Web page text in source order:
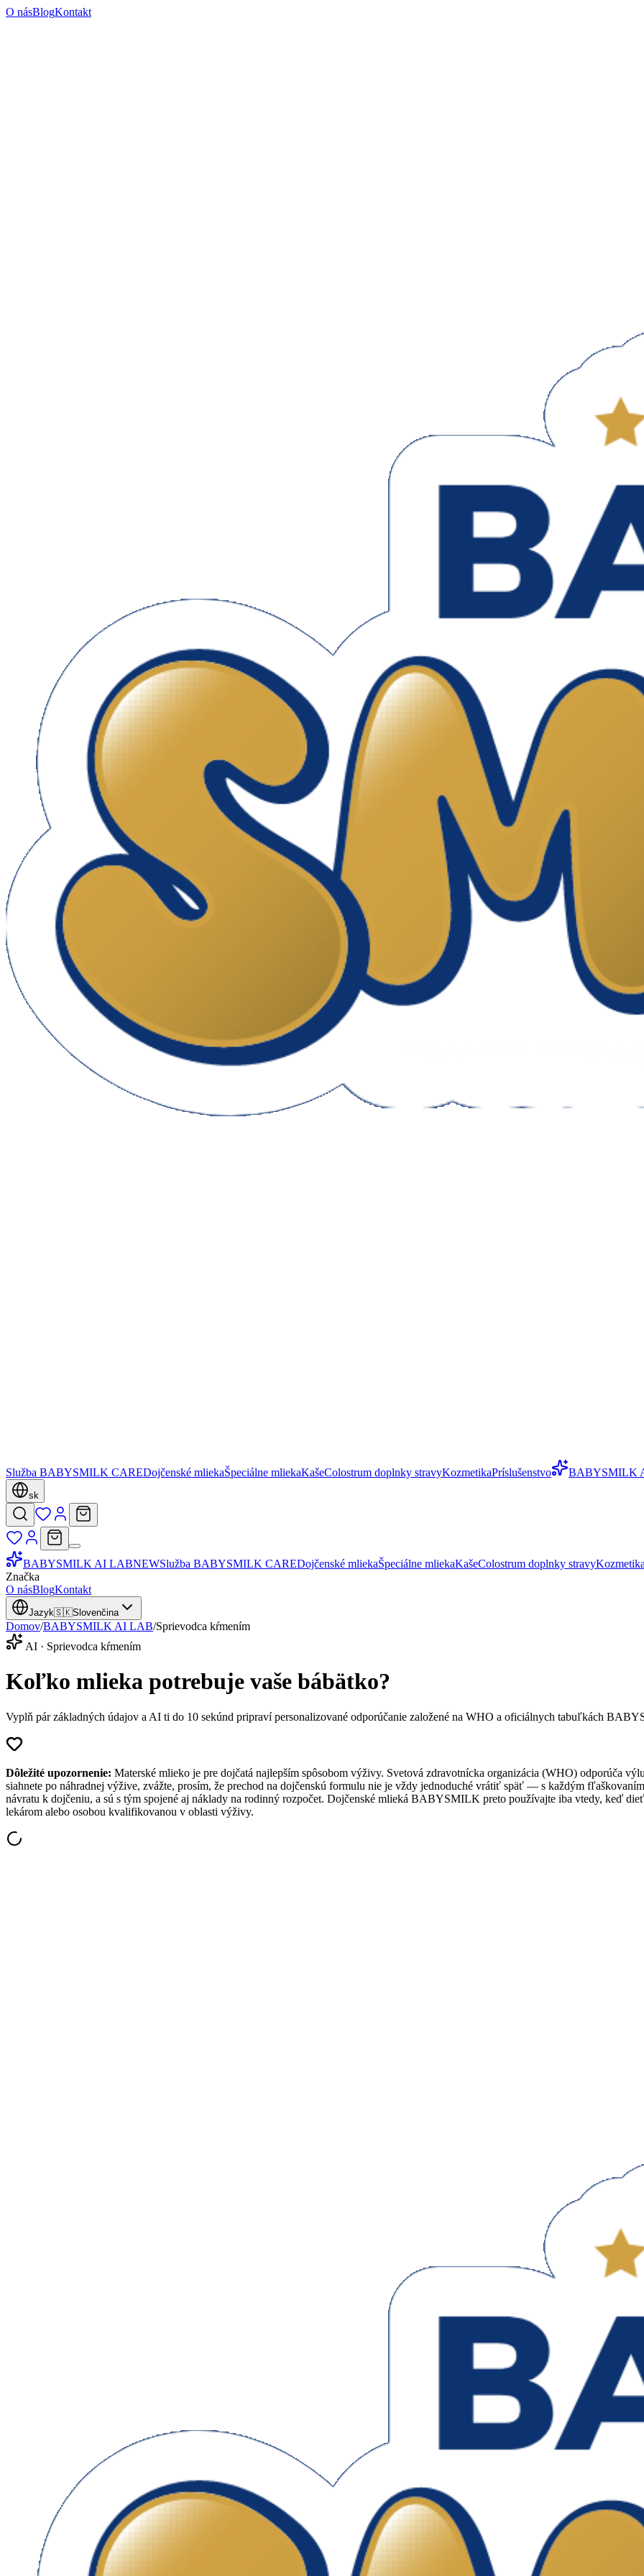
O násBlogKontakt
Služba BABYSMILK CAREDojčenské mliekaŠpeciálne mliekaKašeColostrum doplnky stravyKozmetikaPríslušenstvo BABYSMILK
sk
BABYSMILK AI LABNEWSlužba BABYSMILK CAREDojčenské mliekaŠpeciálne mliekaKašeColostrum doplnky stravyKozmetika
Značka
O násBlogKontakt
Jazyk🇸🇰Slovenčina
Domov/BABYSMILK AI LAB/Sprievodca kŕmením
AI · Sprievodca kŕmením
Koľko mlieka potrebuje vaše bábätko?
Vyplň pár základných údajov a AI ti do 10 sekúnd pripraví personalizované odporúčanie založené na WHO a oficiálnych tabuľkách
Dôležité upozornenie: Materské mlieko je pre dojčatá najlepším spôsobom výživy. Svetová zdravotnícka organizácia (WHO) odporúča
siahnete po náhradnej výžive, zvážte, prosím, že prechod na dojčenskú formulu nie je vždy jednoduché vrátiť späť — s každým
návratu k dojčeniu, a sú s tým spojené aj náklady na rodinný rozpočet. Dojčenské mlieká BABYSMILK preto používajte iba vtedy, keď
lekárom alebo osobou kvalifikovanou v oblasti výživy.